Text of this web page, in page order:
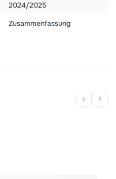
2024/2025
Zusammenfassung